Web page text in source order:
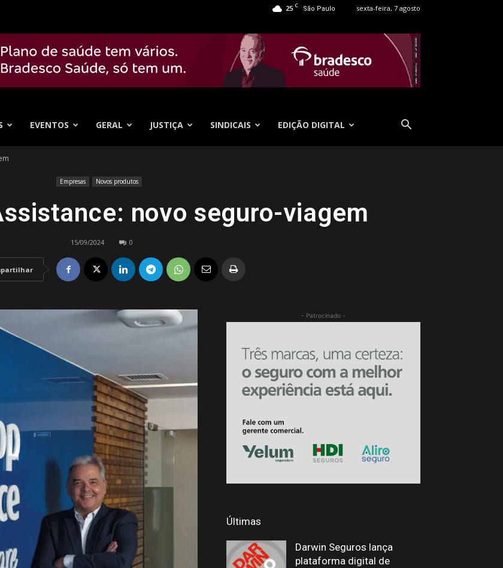
25 C São Paulo sexta-feira, 7 agosto
EVENTOS GERAL JUSTIÇA SINDICAIS EDIÇÃO DIGITAL
Empresas Novos produtos
novo seguro-viagem
15/09/2024 0
- Patrocinado -
Últimas
Darwin Seguros lança
plataforma digital de